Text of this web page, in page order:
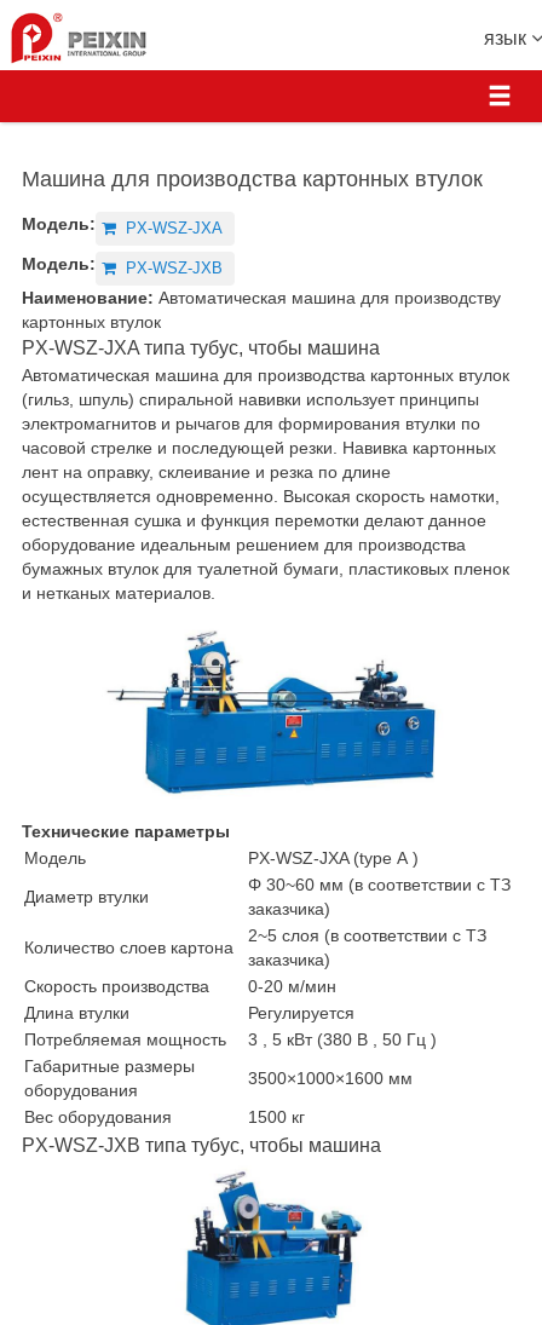
язык
Машина для производства картонных втулок
Модель: PX-WSZ-JXA
Модель: PX-WSZ-JXB
Наименование: Автоматическая машина для производству
картонных втулок
PX-WSZ-JXA типа тубус, чтобы машина
Автоматическая машина для производства картонных втулок
(гильз, шпуль) спиральной навивки использует принципы
электромагнитов и рычагов для формирования втулки по
часовой стрелке и последующей резки. Навивка картонных
лент на оправку, склеивание и резка по длине
осуществляется одновременно. Высокая скорость намотки,
естественная сушка и функция перемотки делают данное
оборудование идеальным решением для производства
бумажных втулок для туалетной бумаги, пластиковых пленок
и нетканых материалов.
Технические параметры
Модель
PX-WSZ-JXA (type А )
Диаметр втулки
Φ 30~60 мм (в соответствии с ТЗ
заказчика)
Количество слоев картона
2~5 слоя (в соответствии с ТЗ
заказчика)
Скорость производства
0-20 м/мин
Длина втулки
Регулируется
Потребляемая мощность
3 , 5 кВт (380 В , 50 Гц )
Габаритные размеры
оборудования
3500×1000×1600 мм
Вес оборудования
1500 кг
PX-WSZ-JXB типа тубус, чтобы машина